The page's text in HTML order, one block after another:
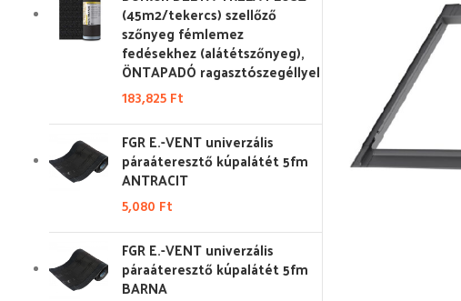
(45m2/tekercs) szellőző
szőnyeg fémlemez
fedésekhez (alátétszőnyeg),
ÖNTAPADÓ ragasztószegéllyel
183,825 Ft
FGR E.-VENT univerzális
páraáteresztő kúpalátét 5fm
ANTRACIT
5,080 Ft
FGR E.-VENT univerzális
páraáteresztő kúpalátét 5fm
BARNA